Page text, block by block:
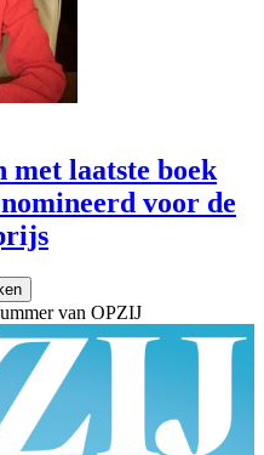
met laatste boek
voor de
van OPZIJ